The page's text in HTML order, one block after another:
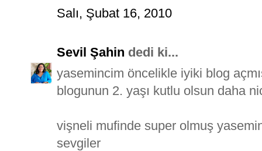
Salı, Şubat 16, 2010
Sevil Şahin dedi ki...
yasemincim öncelikle iyiki blog
blogunun 2. yaşı kutlu olsun daha
vişneli mufinde super olmuş
sevgiler